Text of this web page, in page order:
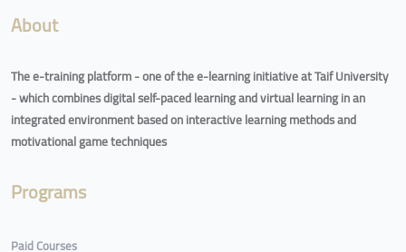
About
The e-training platform - one of the e-learning initiative at Taif University
- which combines digital self-paced learning and virtual learning in an
integrated environment based on interactive learning methods and
motivational game techniques
Programs
Paid Courses